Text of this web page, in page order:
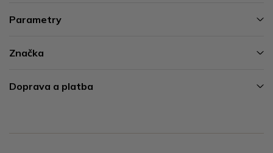
Parametry
Značka
Doprava a platba